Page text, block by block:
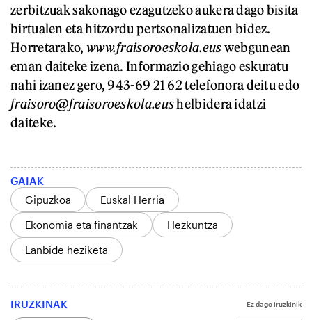
zerbitzuak sakonago ezagutzeko aukera dago bisita
birtualen eta hitzordu pertsonalizatuen bidez.
Horretarako, www.fraisoroeskola.euswebgunean
eman daiteke izena. Informazio gehiago eskuratu
nahi izanez gero, 943-69 21 62 telefonora deitu edo
fraisoro@fraisoroeskola.eushelbidera idatzi
daiteke.
GAIAK
Gipuzkoa
Euskal Herria
Ekonomia eta finantzak
Hezkuntza
Lanbide heziketa
IRUZKINAK Ez dago iruzkinik